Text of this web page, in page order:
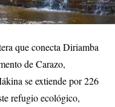
que conecta Diriamba
de Carazo,
se extiende por 226
refugio ecológico,